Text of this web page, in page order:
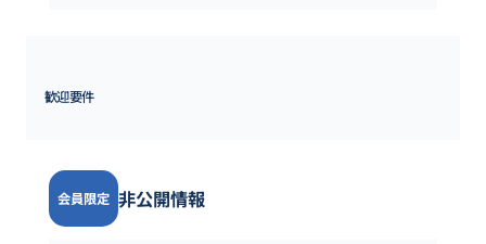
歓迎要件
会員限定 非公開情報